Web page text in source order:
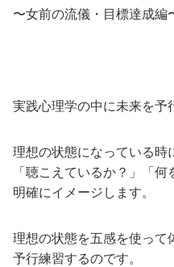
〜女前の流儀・目標達成編
実践心理学の中に未来を予
理想の状態になっている時
「聴こえているか？」「
明確にイメージします。
理想の状態を五感を使って
予行練習するのです。